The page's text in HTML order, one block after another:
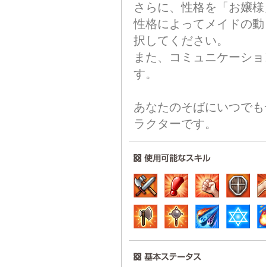
さらに、性格を「お嬢
性格によってメイドの
択してください。
また、コミュニケーシ
す。
あなたのそばにいつで
ラクターです。